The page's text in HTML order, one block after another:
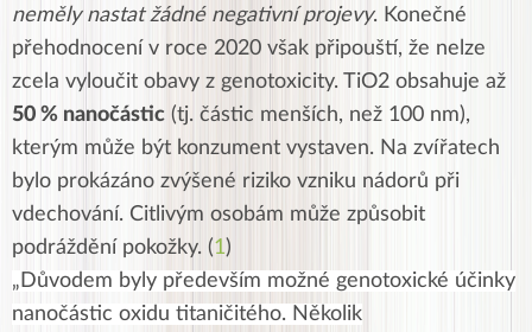
neměly nastat žádné negativní projevy. Konečné
přehodnocení v roce 2020 však připouští, že nelze
zcela vyloučit obavy z genotoxicity. TiO2 obsahuje až
50 % nanočástic (tj. částic menších, než 100 nm),
kterým může být konzument vystaven. Na zvířatech
bylo prokázáno zvýšené riziko vzniku nádorů při
vdechování. Citlivým osobám může způsobit
podráždění pokožky. (1)
„Důvodem byly především možné genotoxické účinky
nanočástic oxidu titaničitého. Několik